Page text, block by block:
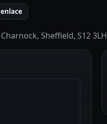
Sheffield, S12 3LH